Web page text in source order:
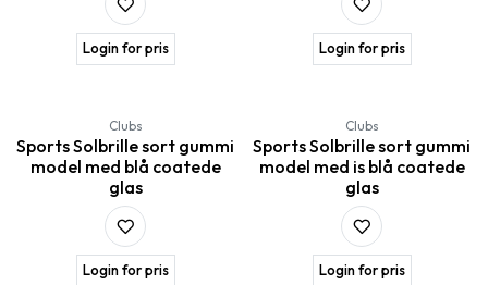
Login for pris Login for pris
Clubs
Sports Solbrille sort gummi
model med blå coatede
glas
Login for pris
Clubs
Sports Solbrille sort gummi
model med is blå coatede
glas
Login for pris